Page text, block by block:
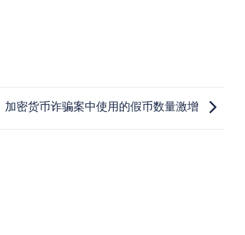
加密货币诈骗案中使用的假币数量激增